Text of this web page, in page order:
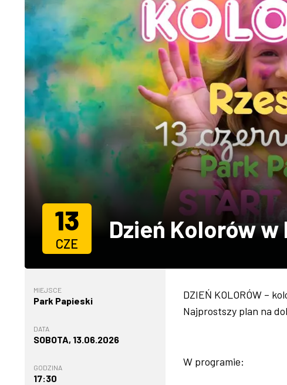
13
CZE
Dzień Kolorów w
MIEJSCE
Park Papieski
DATA
SOBOTA, 13.06.2026
GODZINA
17:30
DZIEŃ KOLORÓW –
Najprostszy plan na
W programie: